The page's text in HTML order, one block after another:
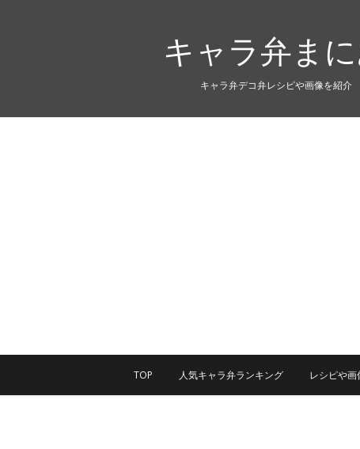
キャラ弁ま
キャラ弁デコ弁レシピや画像を紹介
TOP 人気キャラ弁ランキング レシピや